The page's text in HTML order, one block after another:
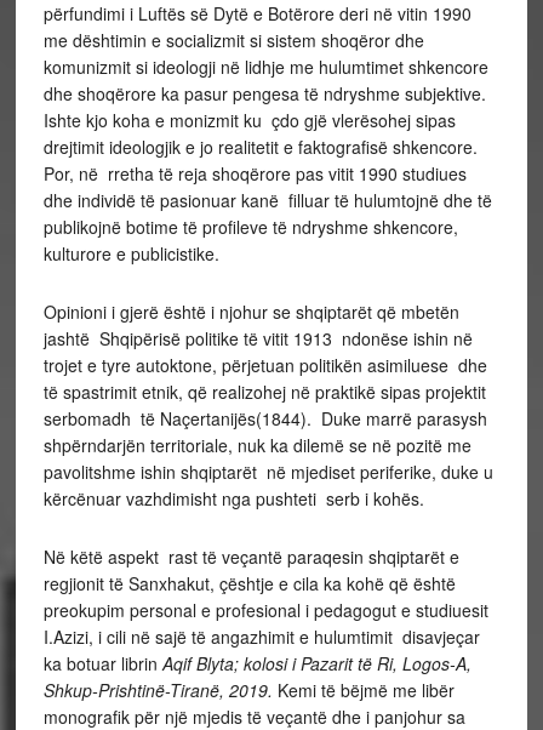
përfundimi i Luftës së Dytë e Botërore deri në vitin 1990
me dështimin e socializmit si sistem shoqëror dhe
komunizmit si ideologji në lidhje me hulumtimet shkencore
dhe shoqërore ka pasur pengesa të ndryshme subjektive.
Ishte kjo koha e monizmit ku çdo gjë vlerësohej sipas
drejtimit ideologjik e jo realitetit e faktografisë shkencore.
Por, në rretha të reja shoqërore pas vitit 1990 studiues
dhe individë të pasionuar kanë filluar të hulumtojnë dhe të
publikojnë botime të profileve të ndryshme shkencore,
kulturore e publicistike.
Opinioni i gjerë është i njohur se shqiptarët që mbetën
jashtë Shqipërisë politike të vitit 1913 ndonëse ishin në
trojet e tyre autoktone, përjetuan politikën asimiluese dhe
të spastrimit etnik, që realizohej në praktikë sipas projektit
serbomadh të Naçertanijës(1844). Duke marrë parasysh
shpërndarjën territoriale, nuk ka dilemë se në pozitë me
pavolitshme ishin shqiptarët në mjediset periferike, duke u
kërcënuar vazhdimisht nga pushteti serb i kohës.
Në këtë aspekt rast të veçantë paraqesin shqiptarët e
regjionit të Sanxhakut, çështje e cila ka kohë që është
preokupim personal e profesional i pedagogut e studiuesit
I.Azizi, i cili në sajë të angazhimit e hulumtimit disavjeçar
ka botuar librinAqif Blyta; kolosi i Pazarit të Ri, Logos-A,
Shkup-Prishtinë-Tiranë, 2019. Kemi të bëjmë me libër
monografik për një mjedis të veçantë dhe i panjohur sa